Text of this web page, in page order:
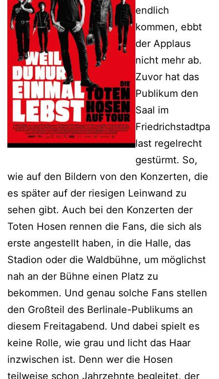
endlich
kommen, ebbt
der Applaus
nicht mehr ab.
Zuvor hat das
Publikum den
Saal im
Friedrichstadtpa
last regelrecht
gestürmt. So,
wie auf den Bildern von den Konzerten, die
es später auf der riesigen Leinwand zu
sehen gibt. Auch bei den Konzerten der
Toten Hosen rennen die Fans, die sich als
erste angestellt haben, in die Halle, das
Stadion oder die Waldbühne, um möglichst
nah an der Bühne einen Platz zu
bekommen. Und genau solche Fans stellen
den Großteil des Berlinale-Publikums an
diesem Freitagabend. Und dabei spielt es
keine Rolle, wie grau und licht das Haar
inzwischen ist. Denn wer die Hosen
teilweise schon Jahrzehnte begleitet, der